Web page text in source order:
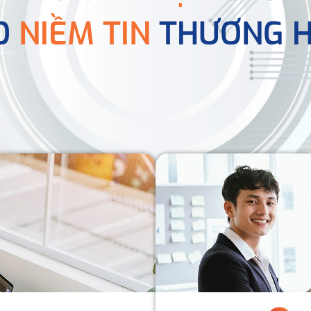
NIỀM TIN THƯƠNG